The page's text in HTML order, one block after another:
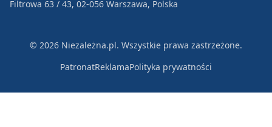
Filtrowa 63 / 43, 02-056 Warszawa, Polska
© 2026 Niezależna.pl. Wszystkie prawa zastrzeżone.
PatronatReklamaPolityka prywatności